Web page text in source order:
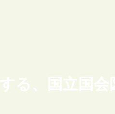
る、国立国